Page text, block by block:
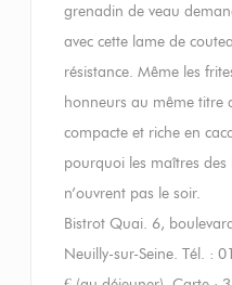
grenadin de veau
avec cette lame de
résistance. Même les
honneurs au même titre
compacte et riche en
pourquoi les maîtres des
n’ouvrent pas le soir.
Bistrot Quai. 6,
Neuilly-sur-Seine. Tél. :